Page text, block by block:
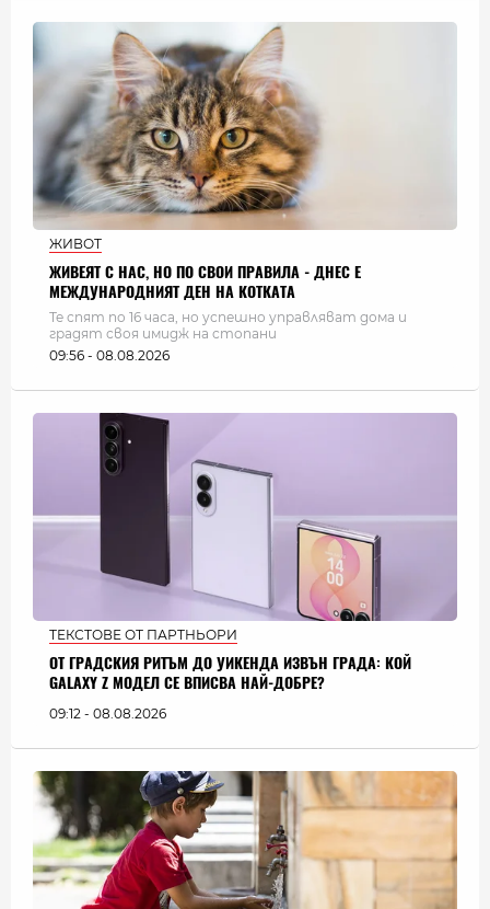
ЖИВОТ
ЖИВЕЯТ С НАС, НО ПО СВОИ ПРАВИЛА - ДНЕС Е
МЕЖДУНАРОДНИЯТ ДЕН НА КОТКАТА
Те спят по 16 часа, но успешно управляват дома и
градят своя имидж на стопани
09:56 - 08.08.2026
ТЕКСТОВЕ ОТ ПАРТНЬОРИ
ОТ ГРАДСКИЯ РИТЪМ ДО УИКЕНДА ИЗВЪН ГРАДА: КОЙ
GALAXY Z МОДЕЛ СЕ ВПИСВА НАЙ-ДОБРЕ?
09:12 - 08.08.2026